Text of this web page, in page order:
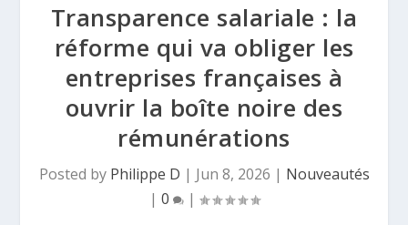
Transparence salariale : la
réforme qui va obliger les
entreprises françaises à
ouvrir la boîte noire des
rémunérations
Posted by Philippe D | Jun 8, 2026 | Nouveautés
| 0 |